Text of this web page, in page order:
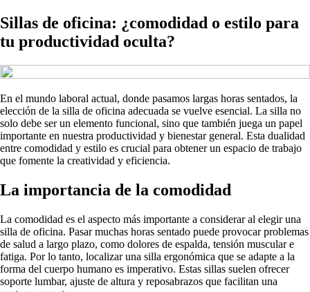
Sillas de oficina: ¿comodidad o estilo para
tu productividad oculta?
En el mundo laboral actual, donde pasamos largas horas sentados, la
elección de la silla de oficina adecuada se vuelve esencial. La silla no
solo debe ser un elemento funcional, sino que también juega un papel
importante en nuestra productividad y bienestar general. Esta dualidad
entre comodidad y estilo es crucial para obtener un espacio de trabajo
que fomente la creatividad y eficiencia.
La importancia de la comodidad
La comodidad es el aspecto más importante a considerar al elegir una
silla de oficina. Pasar muchas horas sentado puede provocar problemas
de salud a largo plazo, como dolores de espalda, tensión muscular e
fatiga. Por lo tanto, localizar una silla ergonómica que se adapte a la
forma del cuerpo humano es imperativo. Estas sillas suelen ofrecer
soporte lumbar, ajuste de altura y reposabrazos que facilitan una